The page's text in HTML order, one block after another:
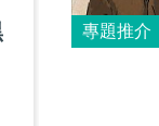
專題推介